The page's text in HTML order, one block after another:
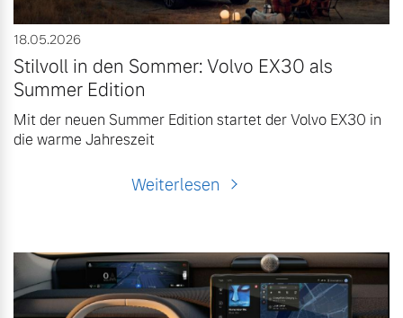
18.05.2026
Stilvoll in den Sommer: Volvo EX30 als
Summer Edition
Mit der neuen Summer Edition startet der Volvo EX30 in
die warme Jahreszeit
Weiterlesen